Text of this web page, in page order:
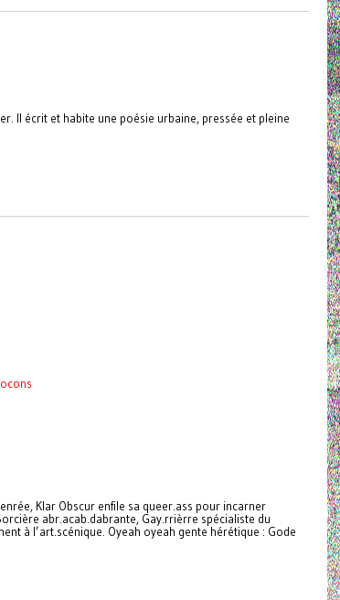
Il écrit et habite une poésie urbaine, pressée et pleine
Klar Obscur enfile sa queer.ass pour incarner
abr.acab.dabrante, Gay.rrièrre spécialiste du
à l’art.scénique. Oyeah oyeah gente hérétique : Gode